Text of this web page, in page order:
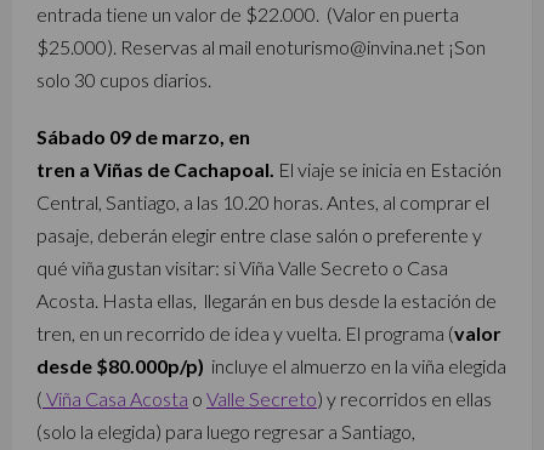
entrada tiene un valor de $22.000. (Valor en puerta
$25.000). Reservas al mail enoturismo@invina.net ¡Son
solo 30 cupos diarios.
Sábado 09 de marzo, en
tren a Viñas de Cachapoal. El viaje se inicia en Estación
Central, Santiago, a las 10.20 horas. Antes, al comprar el
pasaje, deberán elegir entre clase salón o preferente y
qué viña gustan visitar: si Viña Valle Secreto o Casa
Acosta. Hasta ellas, llegarán en bus desde la estación de
tren, en un recorrido de idea y vuelta. El programa (valor
desde $80.000p/p) incluye el almuerzo en la viña elegida
( Viña Casa Acosta o Valle Secreto) y recorridos en ellas
(solo la elegida) para luego regresar a Santiago,